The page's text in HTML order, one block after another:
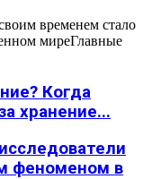
временем стало
миреГлавные
Когда
хранение...
феноменом в